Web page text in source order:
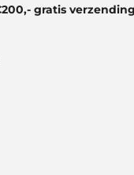
gratis